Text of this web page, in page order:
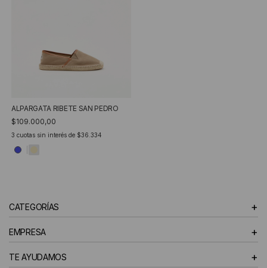
ALPARGATA RIBETE SAN PEDRO
$109.000,00
3 cuotas sin interés de $36.334
CATEGORÍAS +
EMPRESA +
TE AYUDAMOS +